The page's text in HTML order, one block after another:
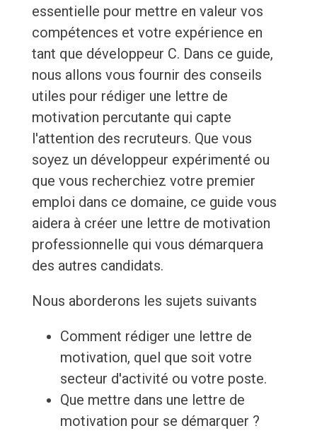
essentielle pour mettre en valeur vos
compétences et votre expérience en
tant que développeur C. Dans ce guide,
nous allons vous fournir des conseils
utiles pour rédiger une lettre de
motivation percutante qui capte
l'attention des recruteurs. Que vous
soyez un développeur expérimenté ou
que vous recherchiez votre premier
emploi dans ce domaine, ce guide vous
aidera à créer une lettre de motivation
professionnelle qui vous démarquera
des autres candidats.
Nous aborderons les sujets suivants
Comment rédiger une lettre de
motivation, quel que soit votre
secteur d'activité ou votre poste.
Que mettre dans une lettre de
motivation pour se démarquer ?